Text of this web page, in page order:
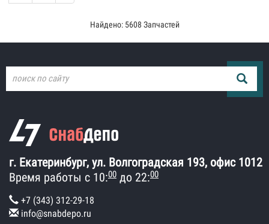
Найдено: 5608 Запчастей
г. Екатеринбург, ул. Волгоградская 193, офис 1012
Время работы с 10:00 до 22:00
+7 (343) 312-29-18
info@snabdepo.ru